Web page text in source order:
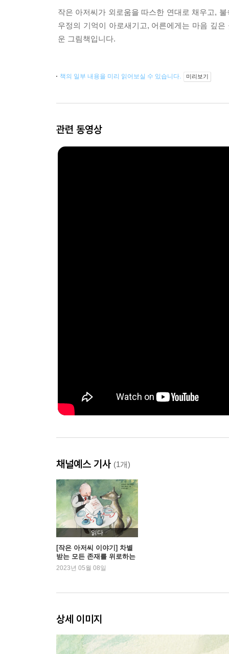
작은 아저씨가 외로움을 따스한 연대로 채우고,
우정의 기억이 아로새기고, 어른에게는 마음 깊
운 그림책입니다.
책의 일부 내용을 미리 읽어보실 수 있습니다. 미리보기
관련 동영상
채널예스 기사 (1개)
읽다
[작은 아저씨 이야기] 차별
받는 모든 존재를 위로하는
그림책
2023년 05월 08일
상세 이미지